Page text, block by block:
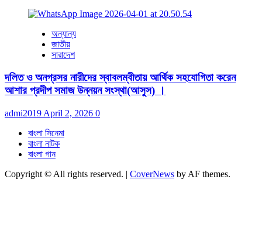
অন্যান্য
জাতীয়
সারাদেশ
দলিত ও অনগ্রসর নারীদের স্বাবলম্বীতায় আর্থিক সহযোগিতা করেন
আশার প্রদীপ সমাজ উন্নয়ন সংস্থা(আসুস) ।
admi2019 April 2, 2026 0
বাংলা সিনেমা
বাংলা নাটক
বাংলা গান
Copyright © All rights reserved. | CoverNews by AF themes.